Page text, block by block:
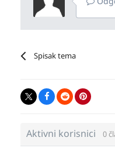
Spisak tema
Aktivni korisnici 0